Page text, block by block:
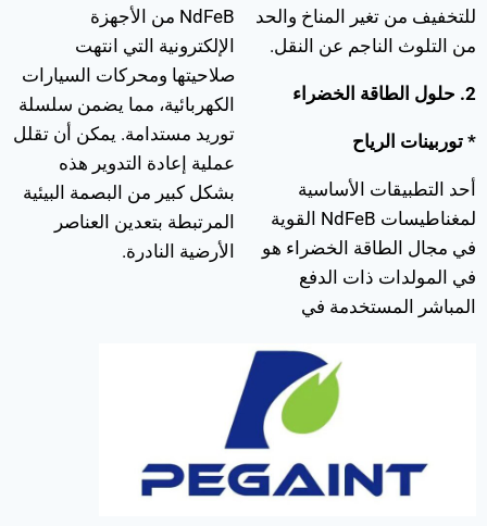
للتخفيف من تغير المناخ والحد
من التلوث الناجم عن النقل.
2. حلول الطاقة الخضراء
* توربينات الرياح
أحد التطبيقات الأساسية
لمغناطيسات NdFeB القوية
في مجال الطاقة الخضراء هو
في المولدات ذات الدفع
المباشر المستخدمة في
NdFeB من الأجهزة
الإلكترونية التي انتهت
صلاحيتها ومحركات السيارات
الكهربائية، مما يضمن سلسلة
توريد مستدامة. يمكن أن تقلل
عملية إعادة التدوير هذه
بشكل كبير من البصمة البيئية
المرتبطة بتعدين العناصر
الأرضية النادرة.